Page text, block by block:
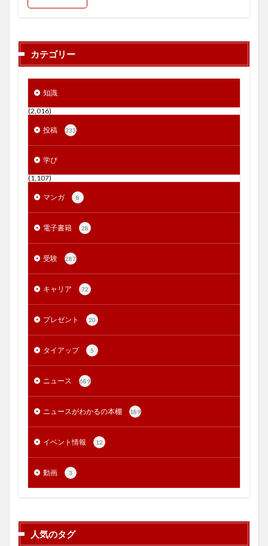
カテゴリー
知識
(2,016)
投稿 333
学び
(1,107)
マンガ 8
電子書籍 28
受験 287
キャリア 72
プレゼント 20
タイアップ 5
ニュース 689
ニュースがわかるの本棚 189
イベント情報 12
動画 3
人気のタグ